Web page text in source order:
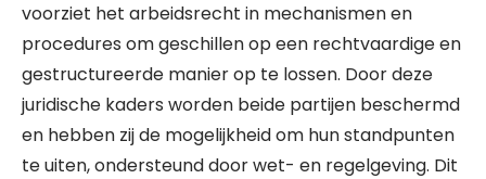
voorziet het arbeidsrecht in mechanismen en
procedures om geschillen op een rechtvaardige en
gestructureerde manier op te lossen. Door deze
juridische kaders worden beide partijen beschermd
en hebben zij de mogelijkheid om hun standpunten
te uiten, ondersteund door wet- en regelgeving. Dit